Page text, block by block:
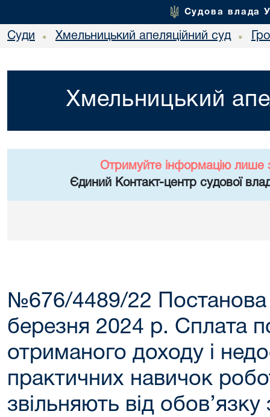
Судова влада
Суди • Хмельницький апеляційний суд •
Хмельницький
Отримуйте інформацію лише
Єдиний Контакт-центр судової
№676/4489/22
березня 2024 р. Сплата
отриманого доходу і
практичних навичок
звільняють від обов’язку